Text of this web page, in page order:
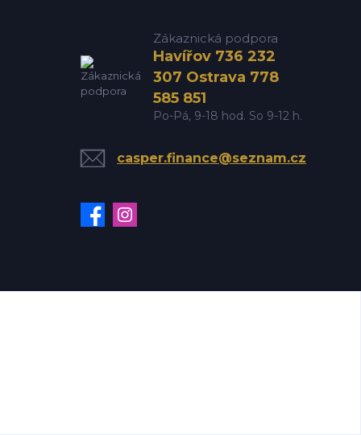
Zákaznická podpora
Havířov 736 232
307 Ostrava 778
585 851
Po-Pá, 9-18 hod. So 9-12 h.
casper.finance@seznam.cz